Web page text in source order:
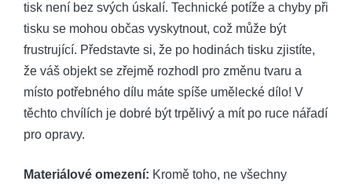
tisk není bez svých úskalí. Technické potíže a chyby při
tisku se mohou občas vyskytnout, což může být
frustrující. Představte si, že po hodinách tisku zjistíte,
že váš objekt se zřejmě rozhodl pro změnu tvaru a
místo potřebného dílu máte spíše umělecké dílo! V
těchto chvílích je dobré být trpělivý a mít po ruce nářadí
pro opravy.
Materiálové omezení: Kromě toho, ne všechny